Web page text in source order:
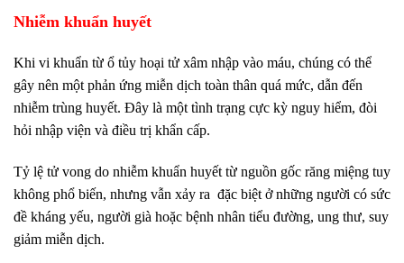
Nhiễm khuẩn huyết
Khi vi khuẩn từ ổ tủy hoại tử xâm nhập vào máu, chúng có thể
gây nên một phản ứng miễn dịch toàn thân quá mức, dẫn đến
nhiễm trùng huyết. Đây là một tình trạng cực kỳ nguy hiểm, đòi
hỏi nhập viện và điều trị khẩn cấp.
Tỷ lệ tử vong do nhiễm khuẩn huyết từ nguồn gốc răng miệng tuy
không phổ biến, nhưng vẫn xảy ra đặc biệt ở những người có sức
đề kháng yếu, người già hoặc bệnh nhân tiểu đường, ung thư, suy
giảm miễn dịch.